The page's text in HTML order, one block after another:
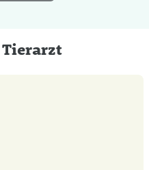
Tierarzt